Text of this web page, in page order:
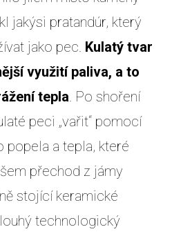
jakýsi pratandúr, který
jako pec. Kulatý tvar
využití paliva, a to
tepla . Po shoření
peci „vařit“ pomocí
popela a tepla, které
přechod z jámy
stojící keramické
technologický